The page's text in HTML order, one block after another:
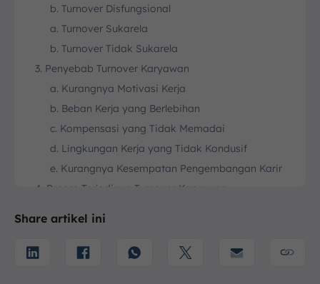
b. Turnover Disfungsional
a. Turnover Sukarela
b. Turnover Tidak Sukarela
3. Penyebab Turnover Karyawan
a. Kurangnya Motivasi Kerja
b. Beban Kerja yang Berlebihan
c. Kompensasi yang Tidak Memadai
d. Lingkungan Kerja yang Tidak Kondusif
e. Kurangnya Kesempatan Pengembangan Karir
4. Proses Terjadinya Turnover Karyawan
c. Pengajuan Keluar
Share artikel ini